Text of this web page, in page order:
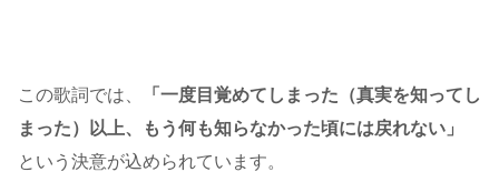
この歌詞では、
「一度目覚めてしまった（真実を知ってし
まった）以上、もう何も知らなかった頃には戻れない」
という決意が込められています。